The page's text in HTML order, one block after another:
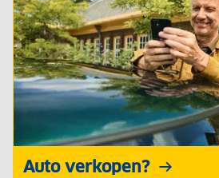
Auto verkopen?